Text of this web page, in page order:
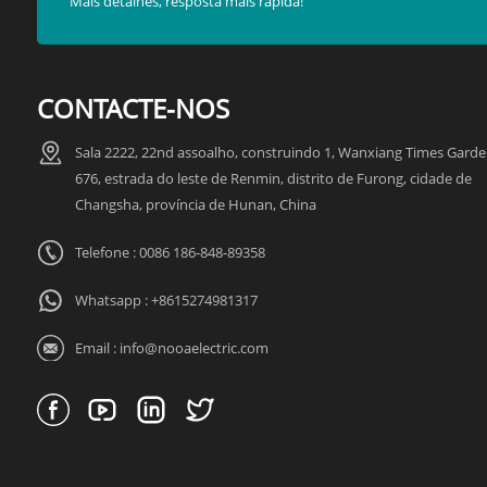
CONTACTE-NOS
Sala 2222, 22nd assoalho, construindo 1, Wanxiang Times
676, estrada do leste de Renmin, distrito de Furong, cidade de
Changsha, província de Hunan, China
Telefone : 0086 186-848-89358
Whatsapp :+8615274981317
Email : info@nooaelectric.com